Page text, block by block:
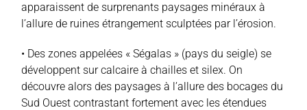
apparaissent de surprenants paysages minéraux à
l’allure de ruines étrangement sculptées par l’érosion.
• Des zones appelées « Ségalas » (pays du seigle) se
développent sur calcaire à chailles et silex. On
découvre alors des paysages à l’allure des bocages du
Sud Ouest contrastant fortement avec les étendues